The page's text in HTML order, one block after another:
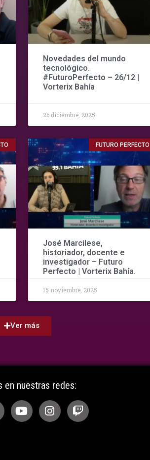
Novedades del mundo
tecnológico.
#FuturoPerfecto – 26/12 |
Vorterix Bahía
26 diciembre, 2025
FUTURO PERFECTO
José Marcilese,
historiador, docente e
investigador – Futuro
Perfecto | Vorterix Bahía.
15 noviembre, 2025
Ver más
en nuestras redes: